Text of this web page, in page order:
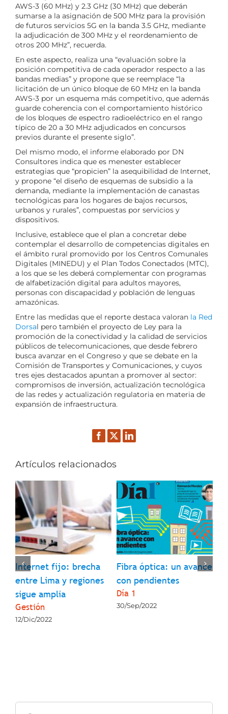
AWS-3 (60 MHz) y 2.3 GHz (30 MHz) que deberán
sumarse a la asignación de 500 MHz para la provisión
de futuros servicios 5G en la banda 3.5 GHz, mediante
la adjudicación de 300 MHz y el reordenamiento de
otros 200 MHz”, recuerda.
En este aspecto, realiza una “evaluación sobre la
posición competitiva de cada operador respecto a las
bandas medias” y propone que se reemplace “la
licitación de un único bloque de 60 MHz en la banda
AWS-3 por un esquema más competitivo, que además
guarde coherencia con el comportamiento histórico
de los bloques de espectro radioeléctrico en el rango
típico de 20 a 30 MHz adjudicados en concursos
previos durante el presente siglo”.
Del mismo modo, el informe elaborado por DN
Consultores indica que es menester establecer
estrategias que “propicien” la asequibilidad de Internet,
y propone “el diseño de esquemas de subsidio a la
demanda, mediante la implementación de canastas
tecnológicas para los hogares de bajos recursos,
urbanos y rurales”, compuestas por servicios y
dispositivos.
Inclusive, establece que el plan a concretar debe
contemplar el desarrollo de competencias digitales en
el ámbito rural promovido por los Centros Comunales
Digitales (MINEDU) y el Plan Todos Conectados (MTC),
a los que se les deberá complementar con programas
de alfabetización digital para adultos mayores,
personas con discapacidad y población de lenguas
amazónicas.
Entre las medidas que el reporte destaca valoran la Red
Dorsal pero también el proyecto de Ley para la
promoción de la conectividad y la calidad de servicios
públicos de telecomunicaciones, que desde febrero
busca avanzar en el Congreso y que se debate en la
Comisión de Transportes y Comunicaciones, y cuyos
tres ejes destacados apuntan a promover al sector:
compromisos de inversión, actualización tecnológica
de las redes y actualización regulatoria en materia de
expansión de infraestructura.
Facebook
TwitterLinkedIn
Artículos relacionados
Internet fijo: brecha
entre Lima y regiones
sigue amplia
Gestión
12/Dic/2022
Fibra óptica: un avance
con pendientes
Día 1
30/Sep/2022
Buscar: